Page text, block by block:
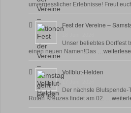
unvergesslicher Erlebnisse! Freut
Fest der Vereine –
Unser beliebtes Dorffest
einen neuen Namen!Das …
Vollblut-Helden
Der nächste Blutspende-
Roten Kreuzes findet am 02. …